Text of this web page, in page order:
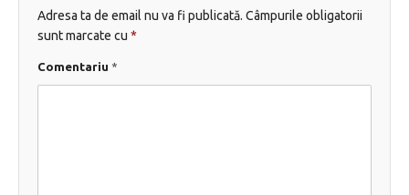
Adresa ta de email nu va fi publicată. Câmpurile obligatorii
sunt marcate cu *
Comentariu *